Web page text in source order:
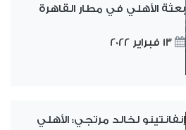
بعثة الأهلي في مطار القاهرة
13 فبراير 2022
إنفانتينو لخالد مرتجي: الأهلي